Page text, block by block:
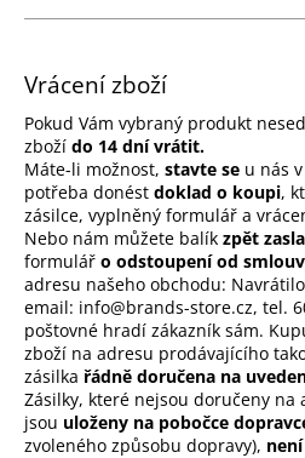
Vrácení zboží
Pokud Vám vybraný produkt
zboží do 14 dní vrátit.
Máte-li možnost, stavte se u nás v
potřeba donést doklad o koupi,
zásilce, vyplněný formulář a
Nebo nám můžete balík zpět
formulář o odstoupení od
adresu našeho obchodu:
email: info@brands-store.cz, tel.
poštovné hradí zákazník sám.
zboží na adresu prodávajícího
zásilka řádně doručena na
Zásilky, které nejsou doručeny na
jsou uloženy na pobočce
zvoleného způsobu dopravy),
m
e